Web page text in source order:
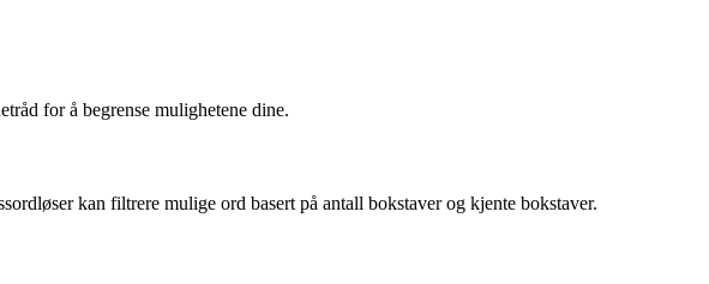
for å begrense mulighetene dine.
kan filtrere mulige ord basert på antall bokstaver og kjente bokstaver.